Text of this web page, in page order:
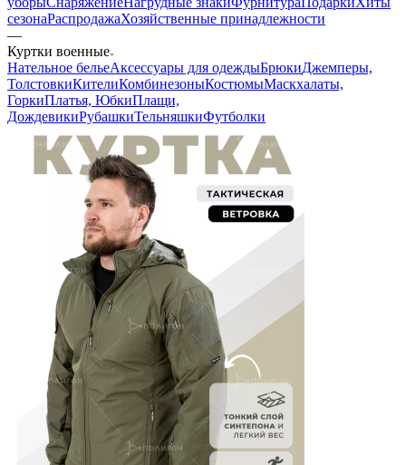
сезонаРаспродажаХозяйственные принадлежности
—
Куртки военные
Нательное бельеАксессуары для одеждыБрюкиДжемперы,
ТолстовкиКителиКомбинезоныКостюмыМаскхалаты,
ГоркиПлатья, ЮбкиПлащи,
ДождевикиРубашкиТельняшкиФутболки